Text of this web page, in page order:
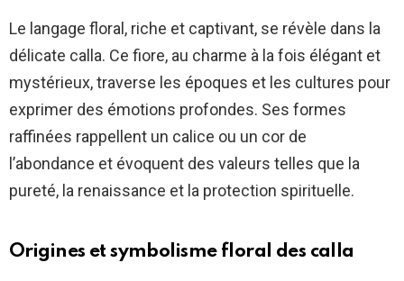
Le langage floral, riche et captivant, se révèle dans la
délicate calla. Ce fiore, au charme à la fois élégant et
mystérieux, traverse les époques et les cultures pour
exprimer des émotions profondes. Ses formes
raffinées rappellent un calice ou un cor de
l’abondance et évoquent des valeurs telles que la
pureté, la renaissance et la protection spirituelle.
Origines et symbolisme floral des calla